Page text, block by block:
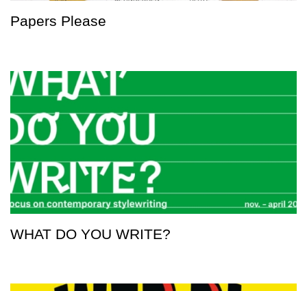
Papers Please
WHAT DO YOU WRITE?